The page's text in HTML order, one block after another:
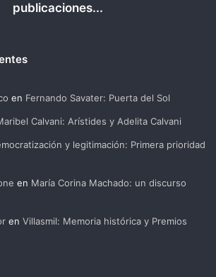
publicaciones...
en Fernando Savater: Puerta del Sol
Calvani: Arístides y Adelita Calvani
y legitimación: Primera prioridad
en María Corina Machado: un discurso
en Villasmil: Memoria histórica y Premios